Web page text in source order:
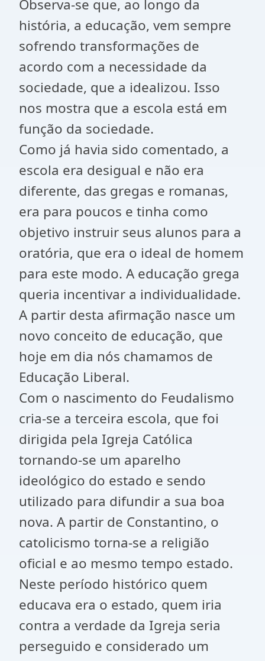
Observa-se que, ao longo da
história, a educação, vem sempre
sofrendo transformações de
acordo com a necessidade da
sociedade, que a idealizou. Isso
nos mostra que a escola está em
função da sociedade.
Como já havia sido comentado, a
escola era desigual e não era
diferente, das gregas e romanas,
era para poucos e tinha como
objetivo instruir seus alunos para a
oratória, que era o ideal de homem
para este modo. A educação grega
queria incentivar a individualidade.
A partir desta afirmação nasce um
novo conceito de educação, que
hoje em dia nós chamamos de
Educação Liberal.
Com o nascimento do Feudalismo
cria-se a terceira escola, que foi
dirigida pela Igreja Católica
tornando-se um aparelho
ideológico do estado e sendo
utilizado para difundir a sua boa
nova. A partir de Constantino, o
catolicismo torna-se a religião
oficial e ao mesmo tempo estado.
Neste período histórico quem
educava era o estado, quem iria
contra a verdade da Igreja seria
perseguido e considerado um